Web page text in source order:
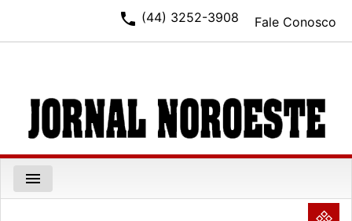
Fale Conosco
phone (44) 3252-3908
menu
NULL